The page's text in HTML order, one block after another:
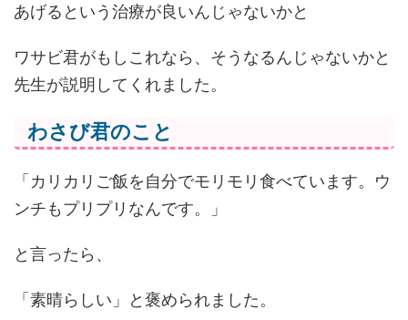
あげるという治療が良いんじゃないかと
ワサビ君がもしこれなら、そうなるんじゃないかと
先生が説明してくれました。
わさび君のこと
「カリカリご飯を自分でモリモリ食べています。ウ
ンチもプリプリなんです。」
と言ったら、
「素晴らしい」と褒められました。